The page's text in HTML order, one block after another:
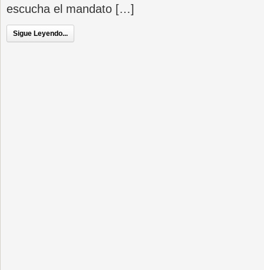
escucha el mandato […]
Sigue Leyendo...